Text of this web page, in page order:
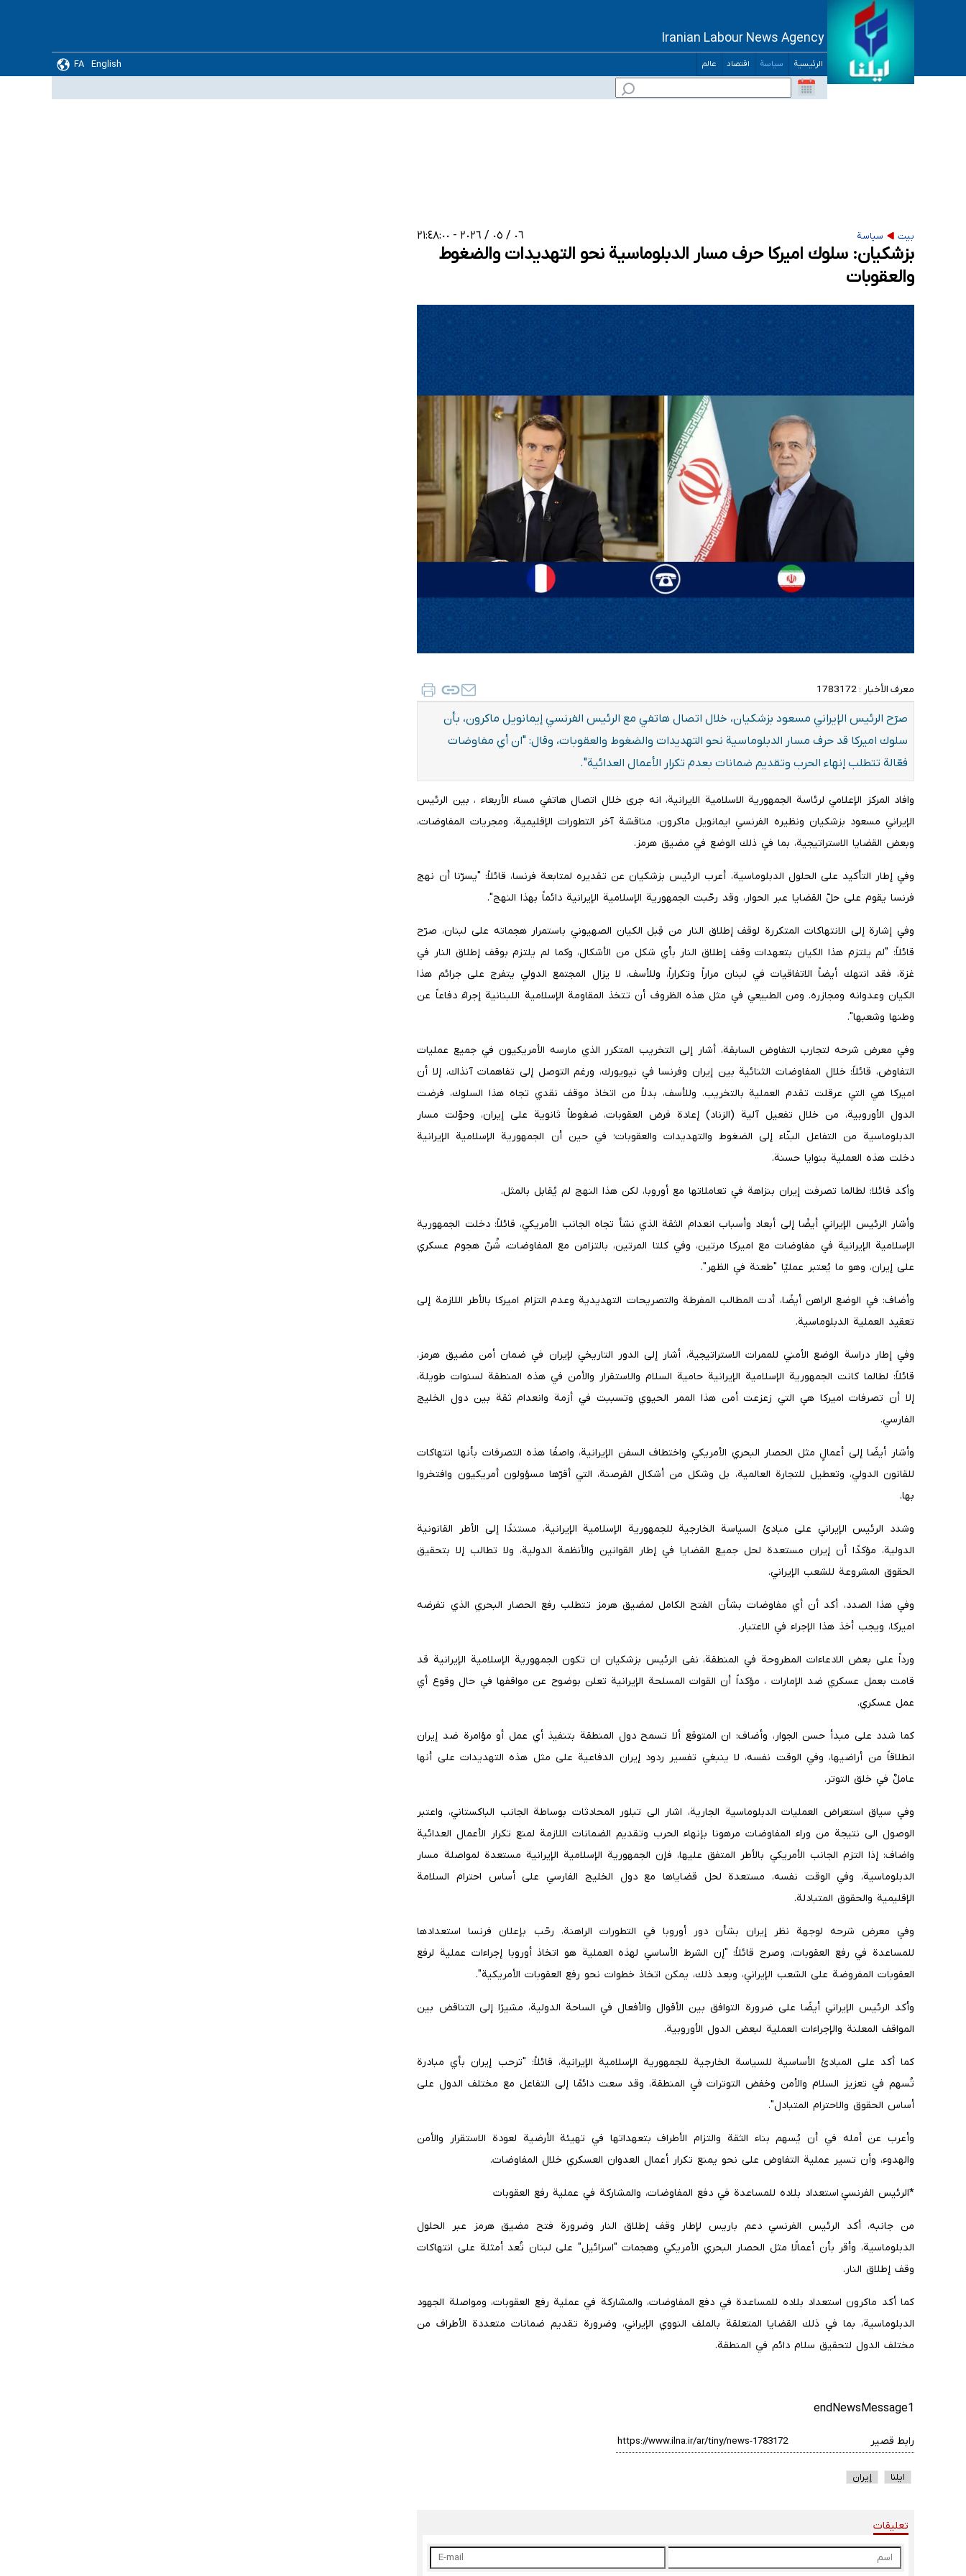
Iranian Labour News Agency
الرئيسية سياسة اقتصاد عالم English
FA
بيت سياسة ٠٦ / ٠٥ / ٢٠٢٦ - ٢١:٤٨:٠٠
بزشكيان: سلوك اميركا حرف مسار الدبلوماسية نحو التهديدات والضغوط
والعقوبات
معرف الأخبار : 1783172
صرّح الرئيس الإيراني مسعود بزشكيان، خلال اتصال هاتفي مع الرئيس الفرنسي إيمانويل ماكرون، بأن
سلوك اميركا قد حرف مسار الدبلوماسية نحو التهديدات والضغوط والعقوبات، وقال: "ان أي مفاوضات
فعّالة تتطلب إنهاء الحرب وتقديم ضمانات بعدم تكرار الأعمال العدائية".
وافاد المركز الإعلامي لرئاسة الجمهورية الاسلامية الايرانية، انه جرى خلال اتصال هاتفي مساء الأربعاء ، بين الرئيس
الإيراني مسعود بزشكيان ونظيره الفرنسي ايمانويل ماكرون، مناقشة آخر التطورات الإقليمية، ومجريات المفاوضات،
وبعض القضايا الاستراتيجية، بما في ذلك الوضع في مضيق هرمز.
وفي إطار التأكيد على الحلول الدبلوماسية، أعرب الرئيس بزشكيان عن تقديره لمتابعة فرنسا، قائلاً: "يسرّنا أن نهج
فرنسا يقوم على حلّ القضايا عبر الحوار، وقد رحّبت الجمهورية الإسلامية الإيرانية دائماً بهذا النهج".
وفي إشارة إلى الانتهاكات المتكررة لوقف إطلاق النار من قِبل الكيان الصهيوني باستمرار هجماته على لبنان، صرّح
قائلاً: "لم يلتزم هذا الكيان بتعهدات وقف إطلاق النار بأي شكل من الأشكال، وكما لم يلتزم بوقف إطلاق النار في
غزة، فقد انتهك أيضاً الاتفاقيات في لبنان مراراً وتكراراً، وللأسف، لا يزال المجتمع الدولي يتفرج على جرائم هذا
الكيان وعدوانه ومجازره. ومن الطبيعي في مثل هذه الظروف أن تتخذ المقاومة الإسلامية اللبنانية إجراءً دفاعاً عن
وطنها وشعبها".
وفي معرض شرحه لتجارب التفاوض السابقة، أشار إلى التخريب المتكرر الذي مارسه الأمريكيون في جميع عمليات
التفاوض، قائلاً: خلال المفاوضات الثنائية بين إيران وفرنسا في نيويورك، ورغم التوصل إلى تفاهمات آنذاك، إلا أن
اميركا هي التي عرقلت تقدم العملية بالتخريب. وللأسف، بدلاً من اتخاذ موقف نقدي تجاه هذا السلوك، فرضت
الدول الأوروبية، من خلال تفعيل آلية (الزناد) إعادة فرض العقوبات، ضغوطاً ثانوية على إيران، وحوّلت مسار
الدبلوماسية من التفاعل البنّاء إلى الضغوط والتهديدات والعقوبات؛ في حين أن الجمهورية الإسلامية الإيرانية
دخلت هذه العملية بنوايا حسنة.
وأكد قائلا: لطالما تصرفت إيران بنزاهة في تعاملاتها مع أوروبا، لكن هذا النهج لم يُقابل بالمثل.
وأشار الرئيس الإيراني أيضًا إلى أبعاد وأسباب انعدام الثقة الذي نشأ تجاه الجانب الأمريكي، قائلاً: دخلت الجمهورية
الإسلامية الإيرانية في مفاوضات مع اميركا مرتين، وفي كلتا المرتين، بالتزامن مع المفاوضات، شُنّ هجوم عسكري
على إيران، وهو ما يُعتبر عمليًا "طعنة في الظهر".
وأضاف: في الوضع الراهن أيضًا، أدت المطالب المفرطة والتصريحات التهديدية وعدم التزام اميركا بالأطر اللازمة إلى
تعقيد العملية الدبلوماسية.
وفي إطار دراسة الوضع الأمني ​​للممرات الاستراتيجية، أشار إلى الدور التاريخي لإيران في ضمان أمن مضيق هرمز،
قائلاً: لطالما كانت الجمهورية الإسلامية الإيرانية حامية السلام والاستقرار والأمن في هذه المنطقة لسنوات طويلة،
إلا أن تصرفات اميركا هي التي زعزعت أمن هذا الممر الحيوي وتسببت في أزمة وانعدام ثقة بين دول الخليج
الفارسي.
وأشار أيضًا إلى أعمالٍ مثل الحصار البحري الأمريكي واختطاف السفن الإيرانية، واصفًا هذه التصرفات بأنها انتهاكات
للقانون الدولي، وتعطيل للتجارة العالمية، بل وشكل من أشكال القرصنة، التي أقرّها مسؤولون أمريكيون وافتخروا
بها.
وشدد الرئيس الإيراني على مبادئ السياسة الخارجية للجمهورية الإسلامية الإيرانية، مستندًا إلى الأطر القانونية
الدولية، مؤكدًا أن إيران مستعدة لحل جميع القضايا في إطار القوانين والأنظمة الدولية، ولا تطالب إلا بتحقيق
الحقوق المشروعة للشعب الإيراني.
وفي هذا الصدد، أكد أن أي مفاوضات بشأن الفتح الكامل لمضيق هرمز تتطلب رفع الحصار البحري الذي تفرضه
اميركا، ويجب أخذ هذا الإجراء في الاعتبار.
ورداً على بعض الادعاءات المطروحة في المنطقة، نفى الرئيس بزشكيان ان تكون الجمهورية الإسلامية الإيرانية قد
قامت بعمل عسكري ضد الإمارات ، مؤكداً أن القوات المسلحة الإيرانية تعلن بوضوح عن مواقفها في حال وقوع أي
عمل عسكري.
كما شدد على مبدأ حسن الجوار، وأضاف: ان المتوقع ألا تسمح دول المنطقة بتنفيذ أي عمل أو مؤامرة ضد إيران
انطلاقاً من أراضيها، وفي الوقت نفسه، لا ينبغي تفسير ردود إيران الدفاعية على مثل هذه التهديدات على أنها
عاملٌ في خلق التوتر.
وفي سياق استعراض العمليات الدبلوماسية الجارية، اشار الى تبلور المحادثات بوساطة الجانب الباكستاني، واعتبر
الوصول الى نتيجة من وراء المفاوضات مرهونا بإنهاء الحرب وتقديم الضمانات اللازمة لمنع تكرار الأعمال العدائية
واضاف: إذا التزم الجانب الأمريكي بالأطر المتفق عليها، فإن الجمهورية الإسلامية الإيرانية مستعدة لمواصلة مسار
الدبلوماسية، وفي الوقت نفسه، مستعدة لحل قضاياها مع دول الخليج الفارسي على أساس احترام السلامة
الإقليمية والحقوق المتبادلة.
وفي معرض شرحه لوجهة نظر إيران بشأن دور أوروبا في التطورات الراهنة، رحّب بإعلان فرنسا استعدادها
للمساعدة في رفع العقوبات، وصرح قائلاً: "إن الشرط الأساسي لهذه العملية هو اتخاذ أوروبا إجراءات عملية لرفع
العقوبات المفروضة على الشعب الإيراني، وبعد ذلك، يمكن اتخاذ خطوات نحو رفع العقوبات الأمريكية".
وأكد الرئيس الإيراني أيضًا على ضرورة التوافق بين الأقوال والأفعال في الساحة الدولية، مشيرًا إلى التناقض بين
المواقف المعلنة والإجراءات العملية لبعض الدول الأوروبية.
كما أكد على المبادئ الأساسية للسياسة الخارجية للجمهورية الإسلامية الإيرانية، قائلاً: "ترحب إيران بأي مبادرة
تُسهم في تعزيز السلام والأمن وخفض التوترات في المنطقة، وقد سعت دائمًا إلى التفاعل مع مختلف الدول على
أساس الحقوق والاحترام المتبادل".
وأعرب عن أمله في أن يُسهم بناء الثقة والتزام الأطراف بتعهداتها في تهيئة الأرضية لعودة الاستقرار والأمن
والهدوء، وأن تسير عملية التفاوض على نحو يمنع تكرار أعمال العدوان العسكري خلال المفاوضات.
*الرئيس الفرنسي استعداد بلاده للمساعدة في دفع المفاوضات، والمشاركة في عملية رفع العقوبات
من جانبه، أكد الرئيس الفرنسي دعم باريس لإطار وقف إطلاق النار وضرورة فتح مضيق هرمز عبر الحلول
الدبلوماسية، وأقر بأن أعمالًا مثل الحصار البحري الأمريكي وهجمات "اسرائيل" على لبنان تُعد أمثلة على انتهاكات
وقف إطلاق النار.
كما أكد ماكرون استعداد بلاده للمساعدة في دفع المفاوضات، والمشاركة في عملية رفع العقوبات، ومواصلة الجهود
الدبلوماسية، بما في ذلك القضايا المتعلقة بالملف النووي الإيراني، وضرورة تقديم ضمانات متعددة الأطراف من
مختلف الدول لتحقيق سلام دائم في المنطقة.
endNewsMessage1
رابط قصير
ایلنا إيران
تعليقات